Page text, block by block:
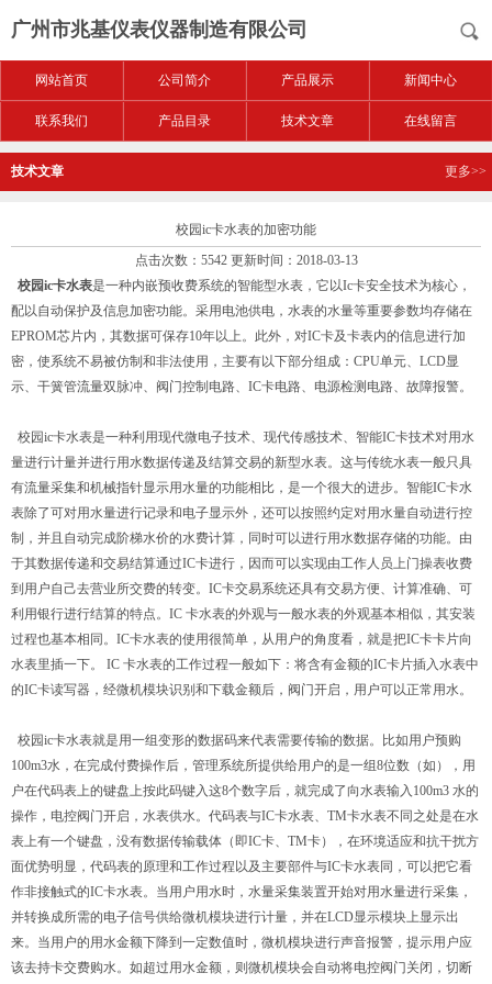
广州市兆基仪表仪器制造有限公司
网站首页 公司简介 产品展示 新闻中心
联系我们 产品目录 技术文章 在线留言
技术文章 更多>>
校园ic卡水表的加密功能
点击次数：5542 更新时间：2018-03-13
校园ic卡水表是一种内嵌预收费系统的智能型水表，它以Ic卡安全技术为核心，
配以自动保护及信息加密功能。采用电池供电，水表的水量等重要参数均存储在
EPROM芯片内，其数据可保存10年以上。此外，对IC卡及卡表内的信息进行加
密，使系统不易被仿制和非法使用，主要有以下部分组成：CPU单元、LCD显
示、干簧管流量双脉冲、阀门控制电路、IC卡电路、电源检测电路、故障报警。
校园ic卡水表是一种利用现代微电子技术、现代传感技术、智能IC卡技术对用水
量进行计量并进行用水数据传递及结算交易的新型水表。这与传统水表一般只具
有流量采集和机械指针显示用水量的功能相比，是一个很大的进步。智能IC卡水
表除了可对用水量进行记录和电子显示外，还可以按照约定对用水量自动进行控
制，并且自动完成阶梯水价的水费计算，同时可以进行用水数据存储的功能。由
于其数据传递和交易结算通过IC卡进行，因而可以实现由工作人员上门操表收费
到用户自己去营业所交费的转变。IC卡交易系统还具有交易方便、计算准确、可
利用银行进行结算的特点。IC 卡水表的外观与一般水表的外观基本相似，其安装
过程也基本相同。IC卡水表的使用很简单，从用户的角度看，就是把IC卡卡片向
水表里插一下。 IC 卡水表的工作过程一般如下：将含有金额的IC卡片插入水表中
的IC卡读写器，经微机模块识别和下载金额后，阀门开启，用户可以正常用水。
校园ic卡水表就是用一组变形的数据码来代表需要传输的数据。比如用户预购
100m3水，在完成付费操作后，管理系统所提供给用户的是一组8位数（如），用
户在代码表上的键盘上按此码键入这8个数字后，就完成了向水表输入100m3 水的
操作，电控阀门开启，水表供水。代码表与IC卡水表、TM卡水表不同之处是在水
表上有一个键盘，没有数据传输载体（即IC卡、TM卡），在环境适应和抗干扰方
面优势明显，代码表的原理和工作过程以及主要部件与IC卡水表同，可以把它看
作非接触式的IC卡水表。当用户用水时，水量采集装置开始对用水量进行采集，
并转换成所需的电子信号供给微机模块进行计量，并在LCD显示模块上显示出
来。当用户的用水金额下降到一定数值时，微机模块进行声音报警，提示用户应
该去持卡交费购水。如超过用水金额，则微机模块会自动将电控阀门关闭，切断